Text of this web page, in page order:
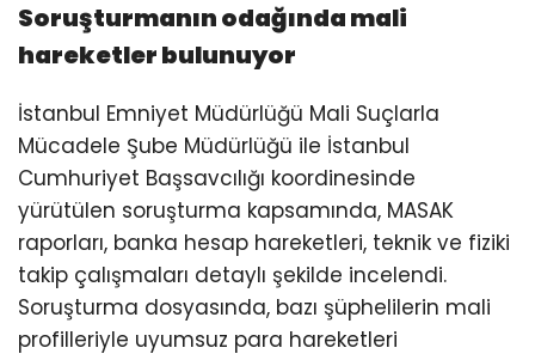
Soruşturmanın odağında mali
hareketler bulunuyor
İstanbul Emniyet Müdürlüğü Mali Suçlarla
Mücadele Şube Müdürlüğü ile İstanbul
Cumhuriyet Başsavcılığı koordinesinde
yürütülen soruşturma kapsamında, MASAK
raporları, banka hesap hareketleri, teknik ve fiziki
takip çalışmaları detaylı şekilde incelendi.
Soruşturma dosyasında, bazı şüphelilerin mali
profilleriyle uyumsuz para hareketleri